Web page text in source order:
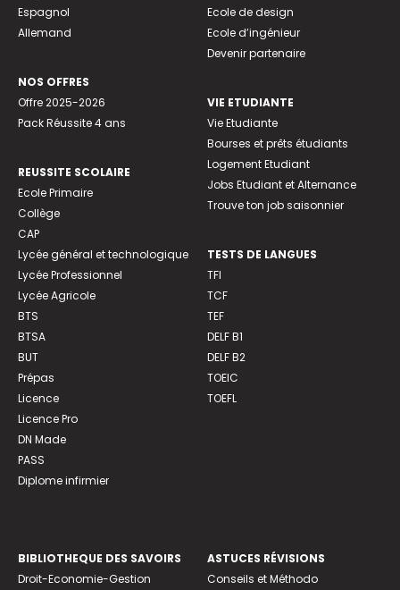
Espagnol
Allemand
NOS OFFRES
Offre 2025-2026
Pack Réussite 4 ans
REUSSITE SCOLAIRE
Ecole Primaire
Collège
CAP
Lycée général et technologique
Lycée Professionnel
Lycée Agricole
BTS
BTSA
BUT
Prépas
Licence
Licence Pro
DN Made
PASS
Diplome infirmier
Ecole de design
Ecole d’ingénieur
Devenir partenaire
VIE ETUDIANTE
Vie Etudiante
Bourses et prêts étudiants
Logement Etudiant
Jobs Etudiant et Alternance
Trouve ton job saisonnier
TESTS DE LANGUES
TFI
TCF
TEF
DELF B1
DELF B2
TOEIC
TOEFL
BIBLIOTHEQUE DES SAVOIRS
Droit-Economie-Gestion
ASTUCES RÉVISIONS
Conseils et Méthodo